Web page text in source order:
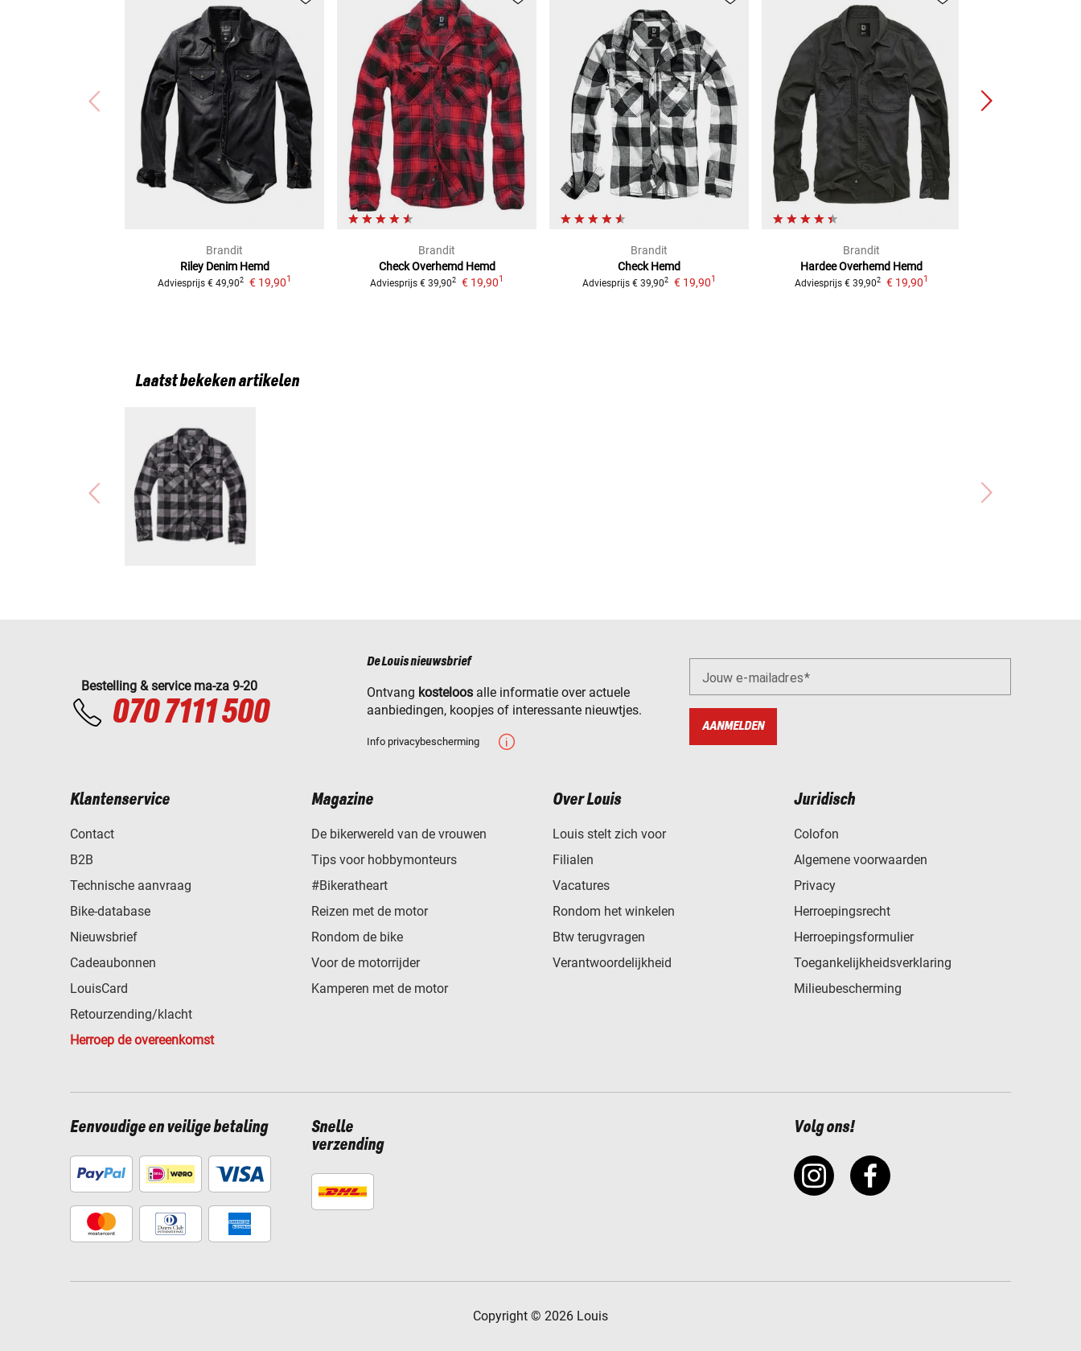
Brandit
Riley Denim Hemd
Adviesprijs € 49,902 € 19,901
Brandit
Check Overhemd Hemd
Adviesprijs € 39,902 € 19,901
Brandit
Check Hemd
Adviesprijs € 39,902 € 19,901
Brandit
Hardee Overhemd Hemd
Adviesprijs € 39,902 € 19,901
Laatst bekeken artikelen
Bestelling & service ma-za 9-20
070 7111 500
De Louis nieuwsbrief
Ontvang kosteloos alle informatie over actuele
aanbiedingen, koopjes of interessante nieuwtjes.
Info privacybescherming
Jouw e-mailadres
AANMELDEN
Klantenservice
Contact
B2B
Technische aanvraag
Bike-database
Nieuwsbrief
Cadeaubonnen
LouisCard
Retourzending/klacht
Herroep de overeenkomst
Magazine
De bikerwereld van de vrouwen
Tips voor hobbymonteurs
#Bikeratheart
Reizen met de motor
Rondom de bike
Voor de motorrijder
Kamperen met de motor
Over Louis
Louis stelt zich voor
Filialen
Vacatures
Rondom het winkelen
Btw terugvragen
Verantwoordelijkheid
Juridisch
Colofon
Algemene voorwaarden
Privacy
Herroepingsrecht
Herroepingsformulier
Toegankelijkheidsverklaring
Milieubescherming
Eenvoudige en veilige betaling
Snelle
verzending
Volg ons!
Copyright © 2026 Louis